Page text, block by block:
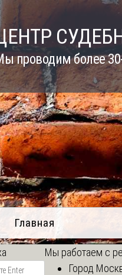
проводим более
Главная
Мы работаем с
Город